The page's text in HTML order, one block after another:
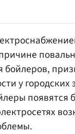
бойлеров,
у городских
появятся